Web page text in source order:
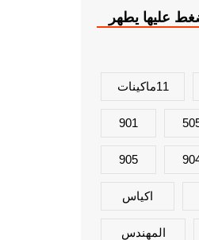
عليها يطهر
11ماكينات
901
905
اكياس
المهندس